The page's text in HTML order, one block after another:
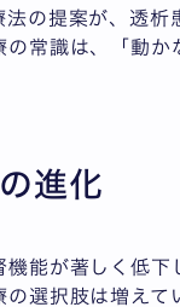
の提案が、透析
常識は、「動
進化
機能が著しく低
選択肢は増えて